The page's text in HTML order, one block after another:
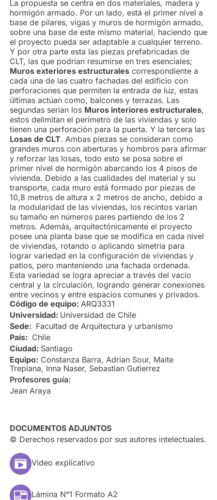
Código de equipo: ARQ3331
Universidad: Universidad de Chile
Sede: Facultad de Arquitectura y urbanismo
País: Chile
Ciudad: Santiago
Equipo: Constanza Barra, Adrian Sour, Maite
Trepiana, Inna Naser, Sebastian Gutierrez
Profesores guía:
Jean Araya
DOCUMENTOS ADJUNTOS
© Derechos reservados por sus autores intelectuales.
Video explicativo
Lámina N°1 Formato A2
La propuesta se centra en dos materiales, madera y
hormigón armado. Por un lado, está el primer nivel a
base de pilares, vigas y muros de hormigón armado,
sobre una base de este mismo material, haciendo que
el proyecto pueda ser adaptable a cualquier terreno.
Y por otra parte esta las piezas prefabricadas de
CLT, las que podrían resumirse en tres esenciales;
Muros exteriores estructurales correspondiente a
cada una de las cuatro fachadas del edificio con
perforaciones que permiten la entrada de luz, estas
últimas actúan como, balcones y terrazas. Las
segundas serían los Muros interiores estructurales,
estos delimitan el perímetro de las viviendas y solo
tienen una perforación para la puerta. Y la tercera las
Losas de CLT. Ambas piezas se consideran como
grandes muros con aberturas y hombros para afirmar
y reforzar las losas, todo esto se posa sobre el
primer nivel de hormigón abarcando los 4 pisos de
vivienda. Debido a las cualidades del material y su
transporte, cada muro está formado por piezas de
10,8 metros de altura x 2 metros de ancho, debido a
la modularidad de las viviendas, los recintos varían
su tamaño en números pares partiendo de los 2
metros. Además, arquitectónicamente el proyecto
posee una planta base que se modifica en cada nivel
de viviendas, rotando o aplicando simetría para
lograr variedad en la configuración de viviendas y
patios, pero manteniendo una fachada ordenada.
Esta variedad se logra apreciar a través del vacío
central y la circulación, logrando generar conexiones
entre vecinos y entre espacios comunes y privados.